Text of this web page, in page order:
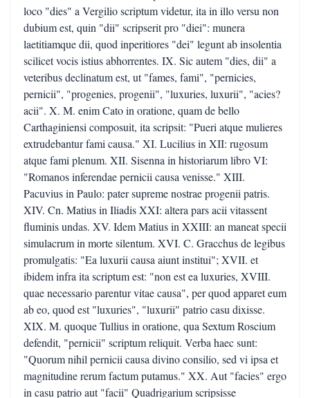
loco "dies" a Vergilio scriptum videtur, ita in illo versu non
dubium est, quin "dii" scripserit pro "diei": munera
laetitiamque dii, quod inperitiores "dei" legunt ab insolentia
scilicet vocis istius abhorrentes. IX. Sic autem "dies, dii" a
veteribus declinatum est, ut "fames, fami", "pernicies,
pernicii", "progenies, progenii", "luxuries, luxurii", "acies?
acii". X. M. enim Cato in oratione, quam de bello
Carthaginiensi composuit, ita scripsit: "Pueri atque mulieres
extrudebantur fami causa." XI. Lucilius in XII: rugosum
atque fami plenum. XII. Sisenna in historiarum libro VI:
"Romanos inferendae pernicii causa venisse." XIII.
Pacuvius in Paulo: pater supreme nostrae progenii patris.
XIV. Cn. Matius in Iliadis XXI: altera pars acii vitassent
fluminis undas. XV. Idem Matius in XXIII: an maneat specii
simulacrum in morte silentum. XVI. C. Gracchus de legibus
promulgatis: "Ea luxurii causa aiunt institui"; XVII. et
ibidem infra ita scriptum est: "non est ea luxuries, XVIII.
quae necessario parentur vitae causa", per quod apparet eum
ab eo, quod est "luxuries", "luxurii" patrio casu dixisse.
XIX. M. quoque Tullius in oratione, qua Sextum Roscium
defendit, "pernicii" scriptum reliquit. Verba haec sunt:
"Quorum nihil pernicii causa divino consilio, sed vi ipsa et
magnitudine rerum factum putamus." XX. Aut "facies" ergo
in casu patrio aut "facii" Quadrigarium scripsisse